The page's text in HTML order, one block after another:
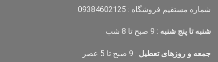
شماره مستقیم فروشگاه : 09384602125
شنبه تا پنج شنبه : 9 صبح تا 8 شب
جمعه و روزهای تعطیل : 9 صبح تا 5 عصر